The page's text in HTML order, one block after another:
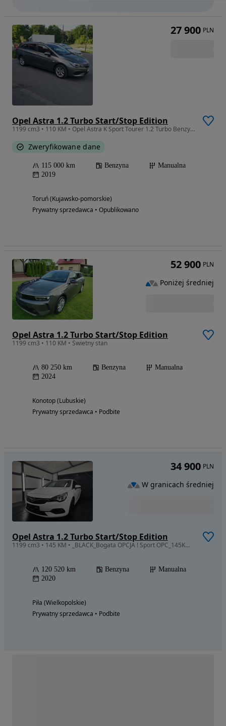
Opel Astra 1.2 Turbo Start/Stop Edition
1199 cm3 • 110 KM • Opel Astra K Sport Tourer 1.2 Turbo Benzyna
Zweryfikowane dane
115 000 km Benzyna
Manualna
2019
Toruń (Kujawsko-pomorskie)
Prywatny sprzedawca • Opublikowano
27 900 PLN
Opel Astra 1.2 Turbo Start/Stop Edition
1199 cm3 • 110 KM • Świetny stan
80 250 km Benzyna
Manualna
2024
Konotop (Lubuskie)
Prywatny sprzedawca • Podbite
52 900 PLN
Poniżej średniej
Opel Astra 1.2 Turbo Start/Stop Edition
1199 cm3 • 145 KM • _BLACK_Bogata OPCJA ! Sport OPC_145KM_Led__Radar_Kamery
120 520 km Benzyna
Manualna
2020
Piła (Wielkopolskie)
Prywatny sprzedawca • Podbite
34 900 PLN
W granicach średniej